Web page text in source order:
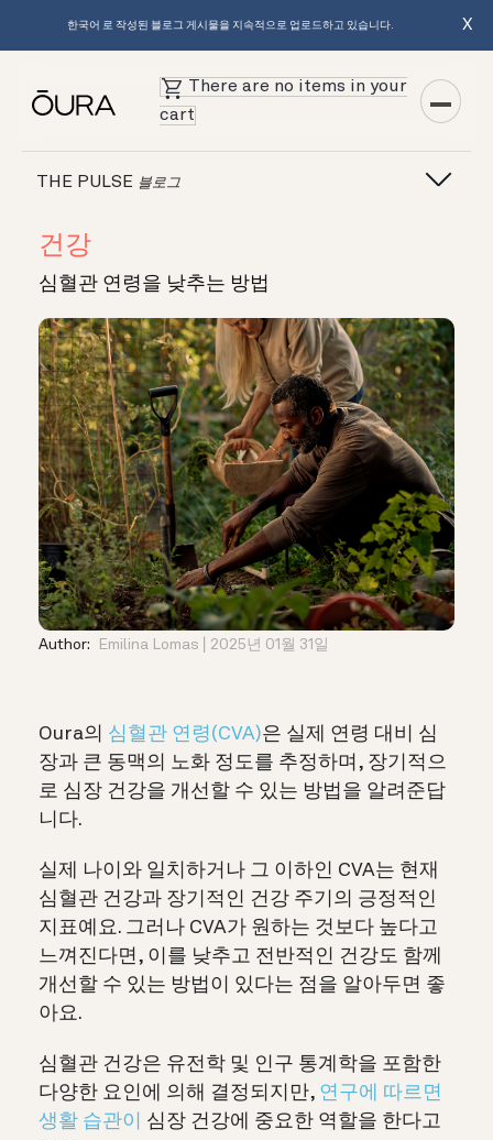
한국어 로 작성된 블로그 게시물을 지속적으로 업로드하고 있습니다. X
There are no items in your
cart
THE PULSE 블로그
건강
심혈관 연령을 낮추는 방법
Author: Emilina Lomas 2025년 01월 31일
Oura의 심혈관 연령(CVA)은 실제 연령 대비 심
장과 큰 동맥의 노화 정도를 추정하며, 장기적으
로 심장 건강을 개선할 수 있는 방법을 알려준답
니다.
실제 나이와 일치하거나 그 이하인 CVA는 현재
심혈관 건강과 장기적인 건강 주기의 긍정적인
지표예요. 그러나 CVA가 원하는 것보다 높다고
느껴진다면, 이를 낮추고 전반적인 건강도 함께
개선할 수 있는 방법이 있다는 점을 알아두면 좋
아요.
심혈관 건강은 유전학 및 인구 통계학을 포함한
다양한 요인에 의해 결정되지만, 연구에 따르면
생활 습관이
심장 건강에 중요한 역할을 한다고